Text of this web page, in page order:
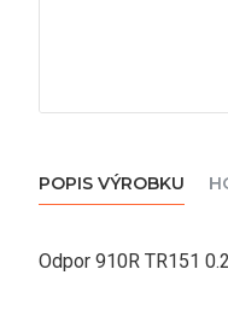
POPIS VÝROBKU
Odpor 910R TR151